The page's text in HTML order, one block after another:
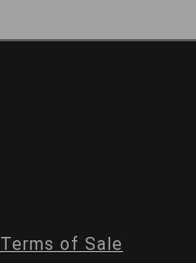
Terms of Sale